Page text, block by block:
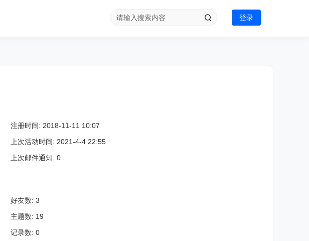
登录
注册时间: 2018-11-11 10:07
上次活动时间: 2021-4-4 22:55
上次邮件通知: 0
好友数: 3
主题数: 19
记录数: 0